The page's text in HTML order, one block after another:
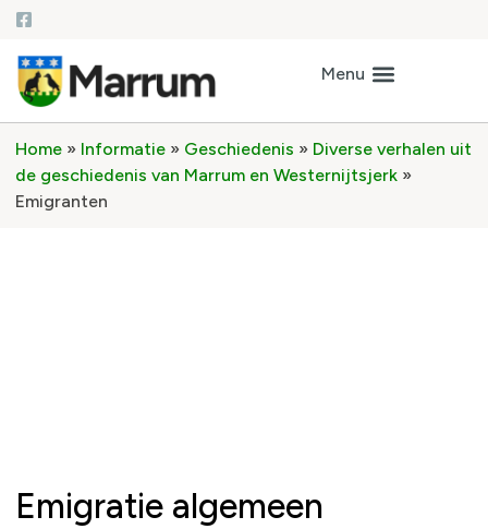
Home » Informatie » Geschiedenis » Diverse verhalen uit
de geschiedenis van Marrum en Westernijtsjerk »
Emigranten
Emigratie algemeen